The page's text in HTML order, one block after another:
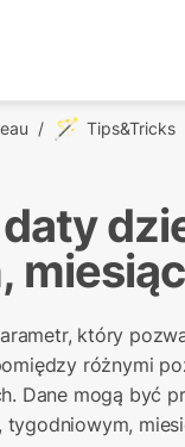
/ 🪄 Tips&Tricks
który
różnymi
Dane mogą być
tygodniowym,